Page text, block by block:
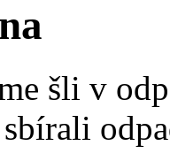
šli v